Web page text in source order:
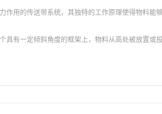
作用的传送带系统，其独特的工作原理使得物料能
有一定倾斜角度的框架上，物料从高处被放置或投